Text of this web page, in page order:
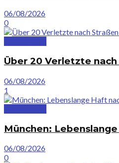
06/08/2026
0
Über 20 Verletzte
06/08/2026
1
München:
06/08/2026
0